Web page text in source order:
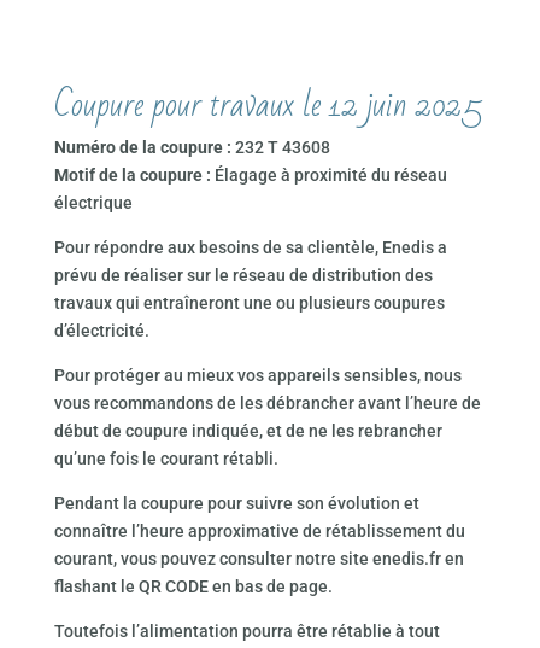
Coupure pour travaux le 12 juin 2025
Numéro de la coupure : 232 T 43608
Motif de la coupure : Élagage à proximité du réseau
électrique
Pour répondre aux besoins de sa clientèle, Enedis a
prévu de réaliser sur le réseau de distribution des
travaux qui entraîneront une ou plusieurs coupures
d’électricité.
Pour protéger au mieux vos appareils sensibles, nous
vous recommandons de les débrancher avant l’heure de
début de coupure indiquée, et de ne les rebrancher
qu’une fois le courant rétabli.
Pendant la coupure pour suivre son évolution et
connaître l’heure approximative de rétablissement du
courant, vous pouvez consulter notre site enedis.fr en
flashant le QR CODE en bas de page.
Toutefois l’alimentation pourra être rétablie à tout